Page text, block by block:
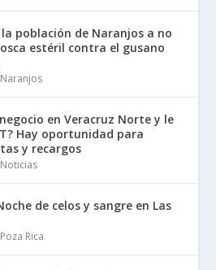
población de Naranjos a no
estéril contra el gusano
Naranjos
en Veracruz Norte y le
Hay oportunidad para
y recargos
Noticias
de celos y sangre en Las
Poza Rica